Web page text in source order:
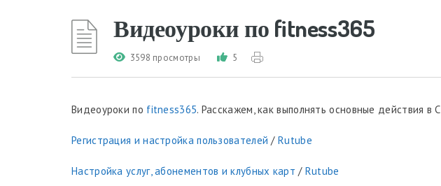
Видеоуроки по fitness365
3598 просмотры 5
Видеоуроки по fitness365. Расскажем, как выполнять основные действия в
Регистрация и настройка пользователей /Rutube
Настройка услуг, абонементов и клубных карт / Rutube